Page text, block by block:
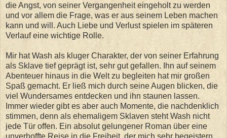
die Angst, von seiner Vergangenheit eingeholt zu werden
und vor allem die Frage, was er aus seinem Leben machen
kann und will. Auch Liebe und Verlust spielen im späteren
Verlauf eine wichtige Rolle.
Mir hat Wash als kluger Charakter, der von seiner Erfahrung
als Sklave tief geprägt ist, sehr gut gefallen. Ihn auf seinem
Abenteuer hinaus in die Welt zu begleiten hat mir großen
Spaß gemacht. Er ließ mich durch seine Augen blicken, die
viel Wundersames entdecken und ihn staunen lassen.
Immer wieder gibt es aber auch Momente, die nachdenklich
stimmen, denn als ehemaligem Sklaven steht Wash nicht
jede Tür offen. Ein absolut gelungener Roman über eine
unverhoffte Reise in die Freiheit, der mich sehr begeistern